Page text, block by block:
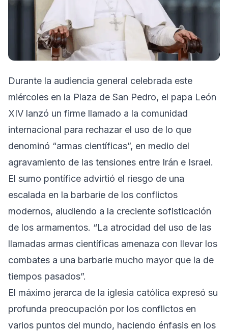
Durante la audiencia general celebrada este
miércoles en la Plaza de San Pedro, el papa León
XIV lanzó un firme llamado a la comunidad
internacional para rechazar el uso de lo que
denominó “armas científicas”, en medio del
agravamiento de las tensiones entre Irán e Israel.
El sumo pontífice advirtió el riesgo de una
escalada en la barbarie de los conflictos
modernos, aludiendo a la creciente sofisticación
de los armamentos. “La atrocidad del uso de las
llamadas armas científicas amenaza con llevar los
combates a una barbarie mucho mayor que la de
tiempos pasados”.
El máximo jerarca de la iglesia católica expresó su
profunda preocupación por los conflictos en
varios puntos del mundo, haciendo énfasis en los